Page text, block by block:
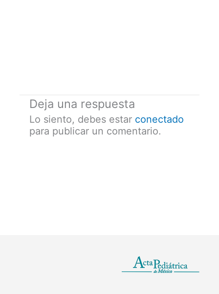
Deja una respuesta
Lo siento, debes estar conectado
para publicar un comentario.